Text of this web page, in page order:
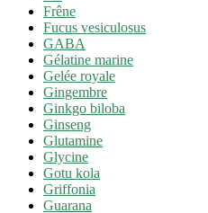
Frêne
Fucus vesiculosus
GABA
Gélatine marine
Gelée royale
Gingembre
Ginkgo biloba
Ginseng
Glutamine
Glycine
Gotu kola
Griffonia
Guarana